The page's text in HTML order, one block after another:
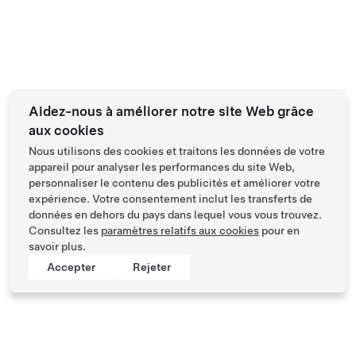
Aidez-nous à améliorer notre site Web grâce
aux cookies
Nous utilisons des cookies et traitons les données de votre
appareil pour analyser les performances du site Web,
personnaliser le contenu des publicités et améliorer votre
expérience. Votre consentement inclut les transferts de
données en dehors du pays dans lequel vous vous trouvez.
Consultez les paramètres relatifs aux cookies pour en
savoir plus.
Accepter
Rejeter